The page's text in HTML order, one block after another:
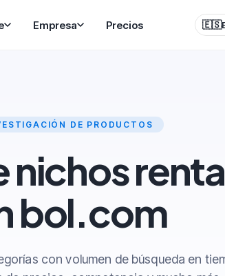
Empresa Precios 🇪🇸
DE PRODUCTOS
nichos
bol.com
con volumen de búsqueda en